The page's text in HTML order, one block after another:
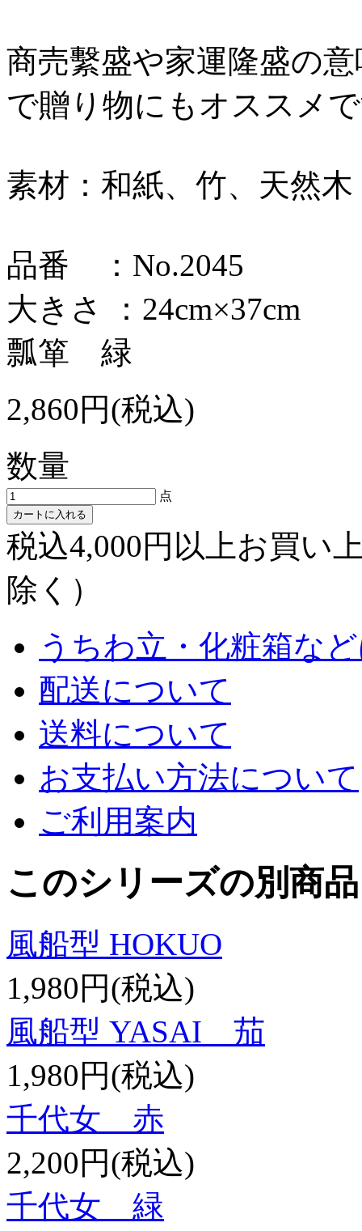
商売繫盛や家運隆盛の
で贈り物にもオススメ
素材：和紙、竹、天然木
品番 ：No.2045
大きさ ：24cm×37cm
瓢箪 緑
2,860円(税込)
数量
点
カートに入れる
税込4,000円以上お買い
除く）
うちわ立・化粧箱な
配送について
送料について
お支払い方法について
ご利用案内
このシリーズの別商品
風船型 HOKUO
1,980円(税込)
風船型 YASAI 茄
1,980円(税込)
千代女 赤
2,200円(税込)
千代女 緑